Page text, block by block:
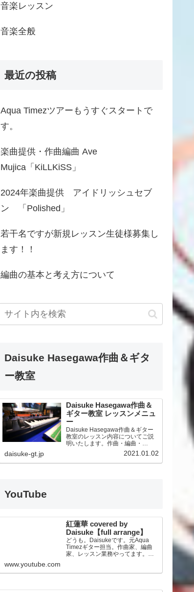
音楽レッスン
音楽全般
最近の投稿
Aqua Timezツアーもうすぐスタートで
す。
楽曲提供・作曲編曲 Ave
Mujica「KiLLKiSS」
2024年楽曲提供 アイドリッシュセブ
ン 「Polished」
若干名ですが新規レッスン生徒様募集し
ます！！
編曲の基本と考え方について
Daisuke Hasegawa作曲＆ギタ
ー教室
Daisuke Hasegawa作曲＆
ギター教室 レッスンメニュ
ー
Daisuke Hasegawa作曲＆ギター
教室のレッスン内容についてご説
明いたします。作曲・編曲・
DTM、そしてギター、ライブアレ
ンジ、機材サポートまで。オンラ
インレッスンにも対応いたしま
daisuke-gt.jp 2021.01.02
YouTube
紅蓮華 covered by
Daisuke【full arrange】
どうも。Daisukeです。元Aqua
Timezギター担当。作曲家、編曲
家、レッスン業務やってます。人
華』をフルアレンジでカバーして
www.youtube.com